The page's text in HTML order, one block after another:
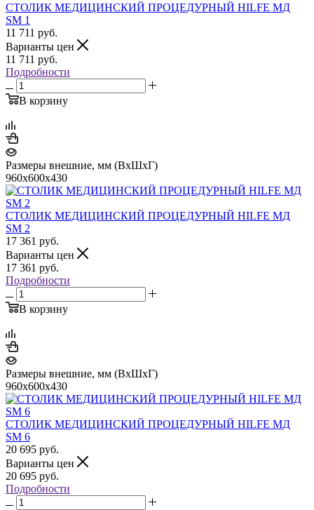
СТОЛИК МЕДИЦИНСКИЙ ПРОЦЕДУРНЫЙ HILFE МД
SM 1
11 711 руб.
Варианты цен
11 711 руб.
Подробности
В корзину
Размеры внешние, мм (ВхШхГ)
960x600x430
СТОЛИК МЕДИЦИНСКИЙ ПРОЦЕДУРНЫЙ HILFE МД
SM 2
17 361 руб.
Варианты цен
17 361 руб.
Подробности
В корзину
Размеры внешние, мм (ВхШхГ)
960x600x430
СТОЛИК МЕДИЦИНСКИЙ ПРОЦЕДУРНЫЙ HILFE МД
SM 6
20 695 руб.
Варианты цен
20 695 руб.
Подробности